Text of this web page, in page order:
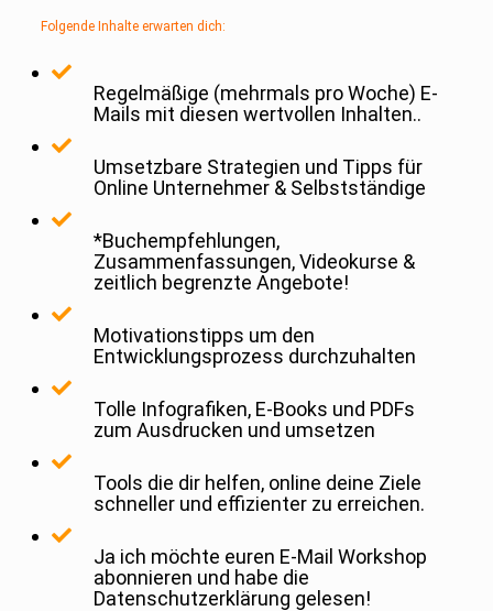
Folgende Inhalte erwarten dich:
Regelmäßige (mehrmals pro Woche) E-
Mails mit diesen wertvollen Inhalten..
Umsetzbare Strategien und Tipps für
Online Unternehmer & Selbstständige
*Buchempfehlungen,
Zusammenfassungen, Videokurse &
zeitlich begrenzte Angebote!
Motivationstipps um den
Entwicklungsprozess durchzuhalten
Tolle Infografiken, E-Books und PDFs
zum Ausdrucken und umsetzen
Tools die dir helfen, online deine Ziele
schneller und effizienter zu erreichen.
Ja ich möchte euren E-Mail Workshop
abonnieren und habe die
Datenschutzerklärung gelesen!